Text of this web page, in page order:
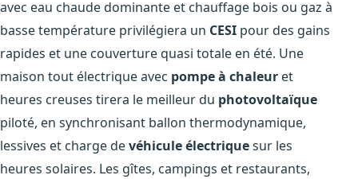
avec eau chaude dominante et chauffage bois ou gaz à
basse température privilégiera un CESI pour des gains
rapides et une couverture quasi totale en été. Une
maison tout électrique avec pompe à chaleur et
heures creuses tirera le meilleur du photovoltaïque
piloté, en synchronisant ballon thermodynamique,
lessives et charge devéhicule électriquesur les
heures solaires. Les gîtes, campings et restaurants,